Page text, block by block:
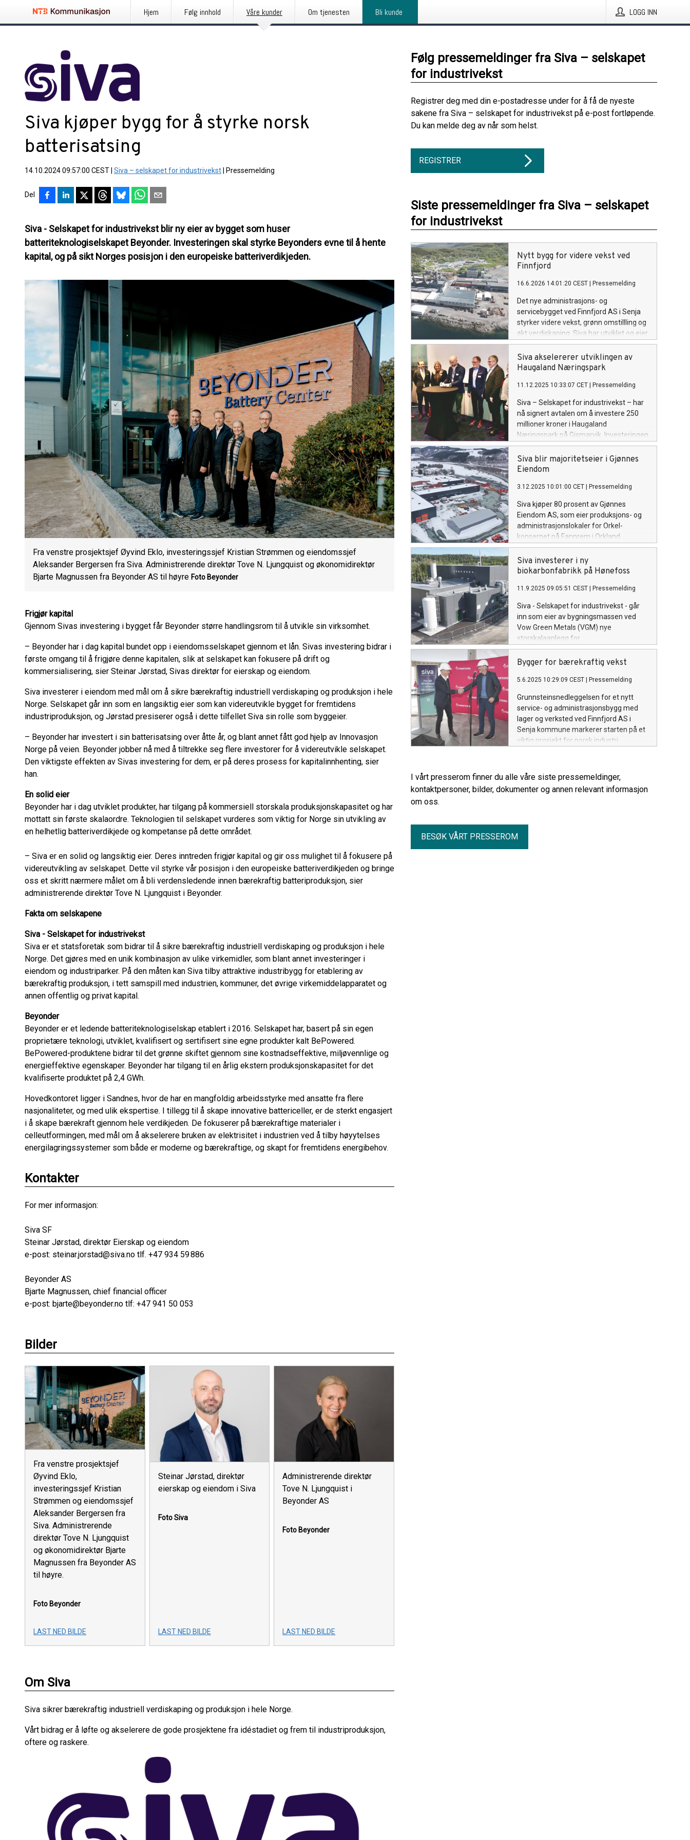
Hjem Følg innhold Våre kunder Om tjenesten Bli kunde LOGG INN
Siva kjøper bygg for å styrke norsk
batterisatsing
14.10.2024 09:57:00 CEST Siva – selskapet for industrivekst Pressemelding
Del
Siva - Selskapet for industrivekst blir ny eier av bygget som huser
batteriteknologiselskapet Beyonder. Investeringen skal styrke Beyonders evne til å hente
kapital, og på sikt Norges posisjon i den europeiske batteriverdikjeden.
Fra venstre prosjektsjef Øyvind Eklo, investeringssjef Kristian Strømmen og eiendomssjef
Aleksander Bergersen fra Siva. Administrerende direktør Tove N. Ljungquist og økonomidirektør
Bjarte Magnussen fra Beyonder AS til høyre Foto Beyonder
Frigjør kapital
Gjennom Sivas investering i bygget får Beyonder større handlingsrom til å utvikle sin virksomhet.
– Beyonder har i dag kapital bundet opp i eiendomsselskapet gjennom et lån. Sivas investering bidrar i
første omgang til å frigjøre denne kapitalen, slik at selskapet kan fokusere på drift og
kommersialisering, sier Steinar Jørstad, Sivas direktør for eierskap og eiendom.
Siva investerer i eiendom med mål om å sikre bærekraftig industriell verdiskaping og produksjon i hele
Norge. Selskapet går inn som en langsiktig eier som kan videreutvikle bygget for fremtidens
industriproduksjon, og Jørstad presiserer også i dette tilfellet Siva sin rolle som byggeier.
– Beyonder har investert i sin batterisatsing over åtte år, og blant annet fått god hjelp av Innovasjon
Norge på veien. Beyonder jobber nå med å tiltrekke seg flere investorer for å videreutvikle selskapet.
Den viktigste effekten av Sivas investering for dem, er på deres prosess for kapitalinnhenting, sier
han.
En solid eier
Beyonder har i dag utviklet produkter, har tilgang på kommersiell storskala produksjonskapasitet og har
mottatt sin første skalaordre. Teknologien til selskapet vurderes som viktig for Norge sin utvikling av
en helhetlig batteriverdikjede og kompetanse på dette området.
– Siva er en solid og langsiktig eier. Deres inntreden frigjør kapital og gir oss mulighet til å fokusere på
videreutvikling av selskapet. Dette vil styrke vår posisjon i den europeiske batteriverdikjeden og bringe
oss et skritt nærmere målet om å bli verdensledende innen bærekraftig batteriproduksjon, sier
administrerende direktør Tove N. Ljungquist i Beyonder.
Fakta om selskapene
Siva - Selskapet for industrivekst
Siva er et statsforetak som bidrar til å sikre bærekraftig industriell verdiskaping og produksjon i hele
Norge. Det gjøres med en unik kombinasjon av ulike virkemidler, som blant annet investeringer i
eiendom og industriparker. På den måten kan Siva tilby attraktive industribygg for etablering av
bærekraftig produksjon, i tett samspill med industrien, kommuner, det øvrige virkemiddelapparatet og
annen offentlig og privat kapital.
Beyonder
Beyonder er et ledende batteriteknologiselskap etablert i 2016. Selskapet har, basert på sin egen
proprietære teknologi, utviklet, kvalifisert og sertifisert sine egne produkter kalt BePowered.
BePowered-produktene bidrar til det grønne skiftet gjennom sine kostnadseffektive, miljøvennlige og
energieffektive egenskaper. Beyonder har tilgang til en årlig ekstern produksjonskapasitet for det
kvalifiserte produktet på 2,4 GWh.
Hovedkontoret ligger i Sandnes, hvor de har en mangfoldig arbeidsstyrke med ansatte fra flere
nasjonaliteter, og med ulik ekspertise. I tillegg til å skape innovative battericeller, er de sterkt engasjert
i å skape bærekraft gjennom hele verdikjeden. De fokuserer på bærekraftige materialer i
celleutformingen, med mål om å akselerere bruken av elektrisitet i industrien ved å tilby høyytelses
energilagringssystemer som både er moderne og bærekraftige, og skapt for fremtidens energibehov.
Kontakter
For mer informasjon:
Siva SF
Steinar Jørstad, direktør Eierskap og eiendom
e-post: steinar.jorstad@siva.no tlf. +47 934 59 886
Beyonder AS
Bjarte Magnussen, chief financial officer
e-post: bjarte@beyonder.no tlf: +47 941 50 053
Bilder
Fra venstre prosjektsjef
Øyvind Eklo,
investeringssjef Kristian
Strømmen og eiendomssjef
Aleksander Bergersen fra
Siva. Administrerende
direktør Tove N. Ljungquist
og økonomidirektør Bjarte
Magnussen fra Beyonder AS
til høyre.
Foto Beyonder
LAST NED BILDE
Steinar Jørstad, direktør
eierskap og eiendom i Siva
Foto Siva
LAST NED BILDE
Administrerende direktør
Tove N. Ljungquist i
Beyonder AS
Foto Beyonder
LAST NED BILDE
Om Siva
Siva sikrer bærekraftig industriell verdiskaping og produksjon i hele Norge.
Vårt bidrag er å løfte og akselerere de gode prosjektene fra idéstadiet og frem til industriproduksjon,
oftere og raskere.
Følg pressemeldinger fra Siva – selskapet
for industrivekst
Registrer deg med din e-postadresse under for å få de nyeste
sakene fra Siva – selskapet for industrivekst på e-post fortløpende.
Du kan melde deg av når som helst.
REGISTRER
Siste pressemeldinger fra Siva – selskapet
for industrivekst
Nytt bygg for videre vekst ved
Finnfjord
16.6.2026 14:01:20 CEST Pressemelding
Det nye administrasjons- og
servicebygget ved Finnfjord AS i Senja
styrker videre vekst, grønn omstillling og
økt verdiskaping. Siva har utviklet og eier
bygget, slik at Finnfjord kan prioritere
investeringer i teknologiutvikling,
produksjon og industriell oppskalering.
Siva akselererer utviklingen av
Haugaland Næringspark
11.12.2025 10:33:07 CET Pressemelding
Siva – Selskapet for industrivekst – har
nå signert avtalen om å investere 250
millioner kroner i Haugaland
Næringspark på Gismarvik. Investeringen
skal sikre raskere klargjøring av tomter
og industriell infrastruktur, og dermed
senke terskelen for
Siva blir majoritetseier i Gjønnes
Eiendom
3.12.2025 10:01:00 CET Pressemelding
Siva kjøper 80 prosent av Gjønnes
Eiendom AS, som eier produksjons- og
administrasjonslokaler for Orkel-
konsernet på Fannrem i Orkland.
Siva investerer i ny
biokarbonfabrikk på Hønefoss
11.9.2025 09:05:51 CEST Pressemelding
Siva - Selskapet for industrivekst - går
inn som eier av bygningsmassen ved
Vow Green Metals (VGM) nye
storskalaanlegg for
biokarbonproduksjon i Treklyngen
Industripark på Hønefoss. Anlegget blir
bidra til å redusere fossile utslipp med
Bygger for bærekraftig vekst
5.6.2025 10:29:09 CEST Pressemelding
Grunnsteinsnedleggelsen for et nytt
service- og administrasjonsbygg med
lager og verksted ved Finnfjord AS i
Senja kommune markerer starten på et
viktig prosjekt for norsk industri.
I vårt presserom finner du alle våre siste pressemeldinger,
kontaktpersoner, bilder, dokumenter og annen relevant informasjon
om oss.
BESØK VÅRT PRESSEROM